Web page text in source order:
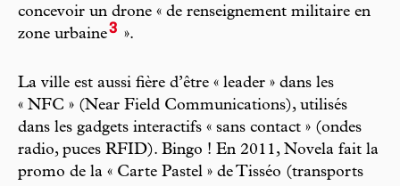
concevoir un drone « de renseignement militaire en
zone urbaine3 ».
La ville est aussi fière d’être « leader » dans les
« NFC » (Near Field Communications), utilisés
dans les gadgets interactifs « sans contact » (ondes
radio, puces RFID). Bingo ! En 2011, Novela fait la
promo de la « Carte Pastel » de Tisséo (transports